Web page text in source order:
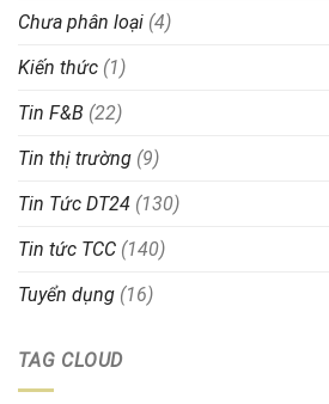
Chưa phân loại (4)
Kiến thức (1)
Tin F&B (22)
Tin thị trường (9)
Tin Tức DT24 (130)
Tin tức TCC (140)
Tuyển dụng (16)
TAG CLOUD